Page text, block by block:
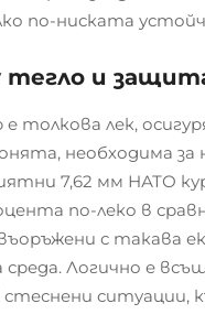
по-ниската
и
е толкова лек,
необходима
7,62 мм НАТО
по-леко в
с такава
Логично е
ситуации,